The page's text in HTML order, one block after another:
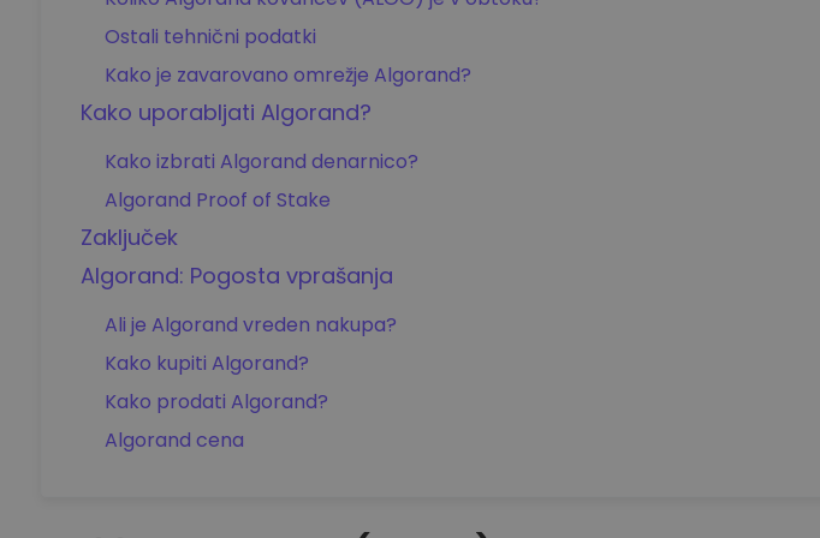
Ostali tehnični podatki
Kako je zavarovano omrežje Algorand?
Kako uporabljati Algorand?
Kako izbrati Algorand denarnico?
Algorand Proof of Stake
Zaključek
Algorand: Pogosta vprašanja
Ali je Algorand vreden nakupa?
Kako kupiti Algorand?
Kako prodati Algorand?
Algorand cena